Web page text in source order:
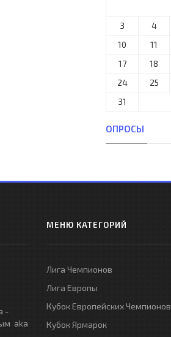
3
4
10
11
17
18
24
25
31
ОПРОСЫ
-
aka
МЕНЮ КАТЕГОРИЙ
Лига Чемпионов
Лига Европы
Кубок Европейских Чемпионов
Кубок Ярмарок